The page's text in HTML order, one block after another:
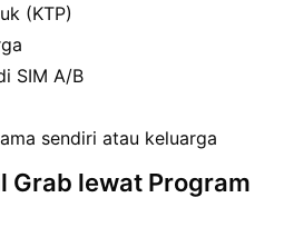
(KTP)
SIM A/B
sendiri atau keluarga
Grab lewat Program